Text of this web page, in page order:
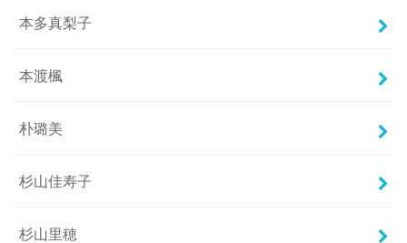
本多真梨子
本渡楓
朴璐美
杉山佳寿子
杉山里穂